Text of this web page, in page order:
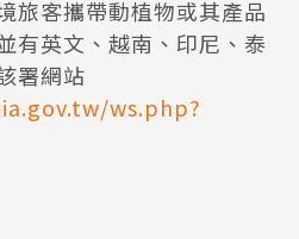
旅客攜帶動植物或其產品
有英文、越南、印尼、泰
署網站
ws.php?